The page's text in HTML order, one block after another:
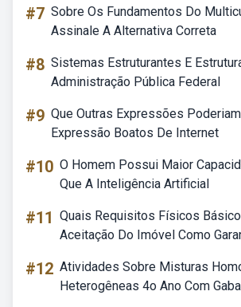
#7 Sobre Os Fundamentos Do
Assinale A Alternativa Correta
#8 Sistemas Estruturantes E
Administração Pública Federal
#9 Que Outras Expressões
Expressão Boatos De Internet
#10 O Homem Possui Maior
Que A Inteligência Artificial
#11 Quais Requisitos Físicos
Aceitação Do Imóvel Como
#12 Atividades Sobre Misturas
Heterogêneas 4o Ano Com